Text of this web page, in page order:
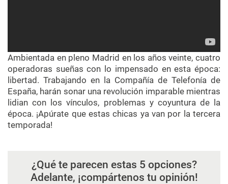
Ambientada en pleno Madrid en los años veinte, cuatro
operadoras sueñas con lo impensado en esta época:
libertad. Trabajando en la Compañía de Telefonía de
España, harán sonar una revolución imparable mientras
lidian con los vínculos, problemas y coyuntura de la
época. ¡Apúrate que estas chicas ya van por la tercera
temporada!
¿Qué te parecen estas 5 opciones?
Adelante, ¡compártenos tu opinión!